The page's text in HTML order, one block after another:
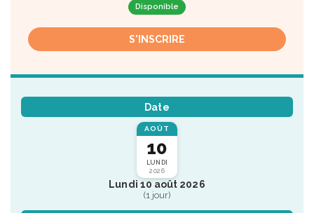
Disponible
S'INSCRIRE
Date
AOÛT
10
LUNDI
2026
Lundi 10 août 2026
(1 jour)